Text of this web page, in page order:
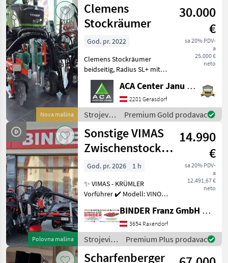
Nova mašina
Clemens
Stockräumer
30.000
€
sa 20% PDV-
a
25.000 €
neto
God. pr. 2022
Clemens Stockräumer
beidseitig, Radius SL+ mit
Zinkenkreisel, SB 2
Geräteträger, Aushub
hydraulisch Links und
Rechts, Arbeitsbreite 2400 -
3400 mm, inkl. Ventilblock
ACA Center Janu GmbH
2201 Gerasdorf
Strojevi
za
vinogradarstvo
/
Clemens
Premium Gold prodavac
Polovna mašina
Sonstige VIMAS
Zwischenstock-
KRÜMLER
14.990
€
sa 20% PDV-
a
12.491,67 €
neto
God. pr. 2026
1 h
✨ VIMAS - KRÜMLER
Vorführer ✔️ Modell: VINO -
serienmäßiger Ausführung
✔️ Heckanbau - einseitig ✔️
Hohe
Arbeitsgeschwindigkeit bis
zu 5, 5
BINDER Franz GmbH & CoKG
3654 Raxendorf
Strojevi
za
vinogradarstvo
Premium Plus prodavac
Scharfenberger